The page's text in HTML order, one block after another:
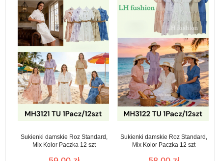
Sukienki damskie Roz Standard,
Mix Kolor Paczka 12 szt
Sukienki damskie Roz Standard,
Mix Kolor Paczka 12 szt